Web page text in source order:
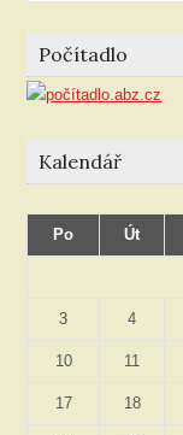
podle
rubriky
Počítadlo
Kalendář
Po
Út
3 4
10 11
17 18